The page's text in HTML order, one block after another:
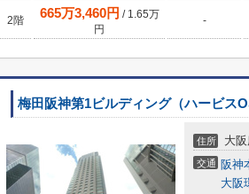
2階 665万3,460円 / 1.65万
円
-
梅田阪神第1ビルディング（ハービス
住所 大
交通 阪神
大阪